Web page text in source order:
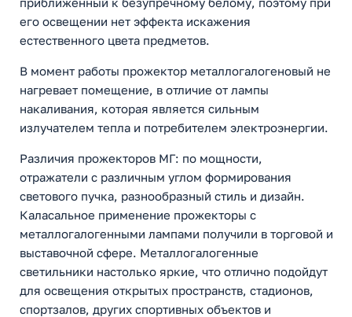
его освещении нет эффекта искажения
естественного цвета предметов.
В момент работы прожектор металлогалогеновый не
нагревает помещение, в отличие от лампы
накаливания, которая является сильным
излучателем тепла и потребителем электроэнергии.
Различия прожекторов МГ: по мощности,
отражатели с различным углом формирования
светового пучка, разнообразный стиль и дизайн.
Каласальное применение прожекторы с
металлогалогенными лампами получили в торговой и
выставочной сфере. Металлогалогенные
светильники настолько яркие, что отлично подойдут
для освещения открытых пространств, стадионов,
спортзалов, других спортивных объектов и